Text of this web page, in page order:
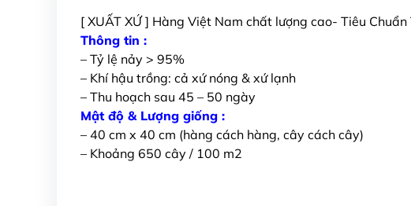
[ XUẤT XỨ ] Hàng Việt Nam chất lượng cao- Tiêu
Thông tin :
– Tỷ lệ nảy > 95%
– Khí hậu trồng: cả xứ nóng & xứ lạnh
– Thu hoạch sau 45 – 50 ngày
Mật độ & Lượng giống :
– 40 cm x 40 cm (hàng cách hàng, cây cách cây)
– Khoảng 650 cây / 100 m2